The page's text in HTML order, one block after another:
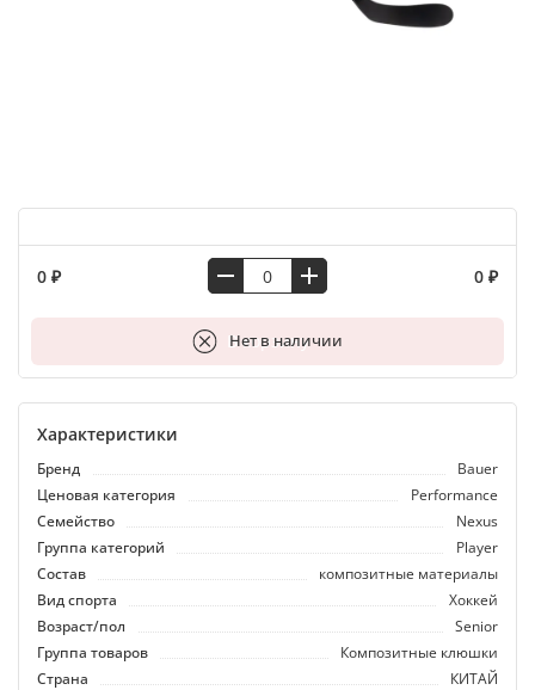
0 ₽ 0 ₽
Нет в наличии
В корзину
Характеристики
Бренд
Bauer
Ценовая категория
Performance
Семейство
Nexus
Группа категорий
Player
Состав
композитные материалы
Вид спорта
Хоккей
Возраст/пол
Senior
Группа товаров
Композитные клюшки
Страна
КИТАЙ